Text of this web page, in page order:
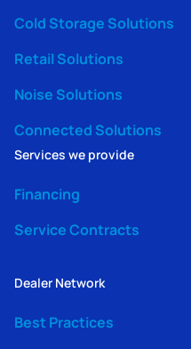
Cold Storage Solutions
Retail Solutions
Noise Solutions
Connected Solutions
Services we provide
Financing
Service Contracts
Dealer Network
Best Practices